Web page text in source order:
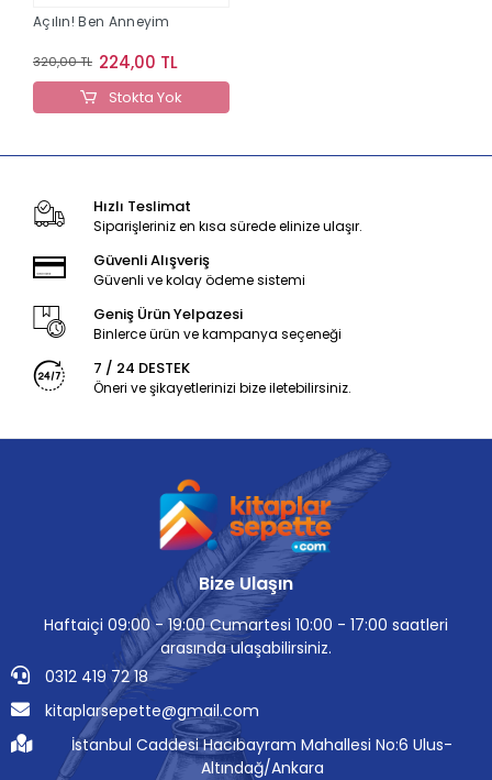
Açılın! Ben Anneyim
320,00 TL 224,00 TL
Stokta Yok
Hızlı Teslimat
Siparişleriniz en kısa sürede elinize ulaşır.
Güvenli Alışveriş
Güvenli ve kolay ödeme sistemi
Geniş Ürün Yelpazesi
Binlerce ürün ve kampanya seçeneği
7 / 24 DESTEK
Öneri ve şikayetlerinizi bize iletebilirsiniz.
Bize Ulaşın
Haftaiçi 09:00 - 19:00 Cumartesi 10:00 - 17:00 saatleri
arasında ulaşabilirsiniz.
0312 419 72 18
kitaplarsepette@gmail.com
İstanbul Caddesi Hacıbayram Mahallesi No:6 Ulus-
Altındağ/Ankara